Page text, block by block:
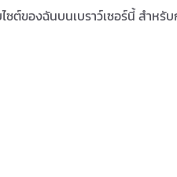
ซต์ของฉันบนเบราว์เซอร์นี้ สำหรั